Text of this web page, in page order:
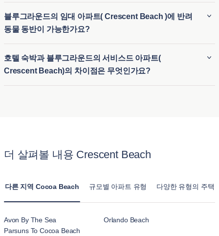
소 옵션 모두에 이상적입니다. 블루그라운드는 이사 또는 장기
방문 등 다양한 체류 기간에 유연하게 대응할 수 있습니다.
므로 외국인도 Crescent Beach 에서 월세 아파트를 쉽게 예약
할 수 있습니다. 비즈니스나 레저를 위해 Crescent Beach 에서
월세 아파트를 찾고 계신다면, 블루그라운드는 도시에 익숙하
지 않은 분들에게 유연하고 편리한 임시 주거 옵션을 제공합니
다. 따라서 외국인이나 여행객은 장기 계약 없이도 가구가 완비
된 숙소에 쉽게 정착할 수 있습니다.
블루그라운드의 임대 아파트( Crescent Beach )에 반려
동물 동반이 가능한가요?
반려동물 친화적이어서 세입자가 반려동물을 동반할 수 있습
니다. Crescent Beach 의 반려동물 동반 가능 아파트는 공원 및
반려동물에게 적합한 기타 편의시설 근처에 위치한 숙소가 많
호텔 숙박과 블루그라운드의 서비스드 아파트(
Crescent Beach)의 차이점은 무엇인가요?
텔 숙박시설의 일시적인 느낌보다는 집과 같은 느낌을 줍니다.
더 살펴볼 내용 Crescent Beach
다른 지역 Cocoa Beach 규모별 아파트 유형 다양한 유형의 주택
Avon By The Sea
Orlando Beach
Parsuns To Cocoa Beach